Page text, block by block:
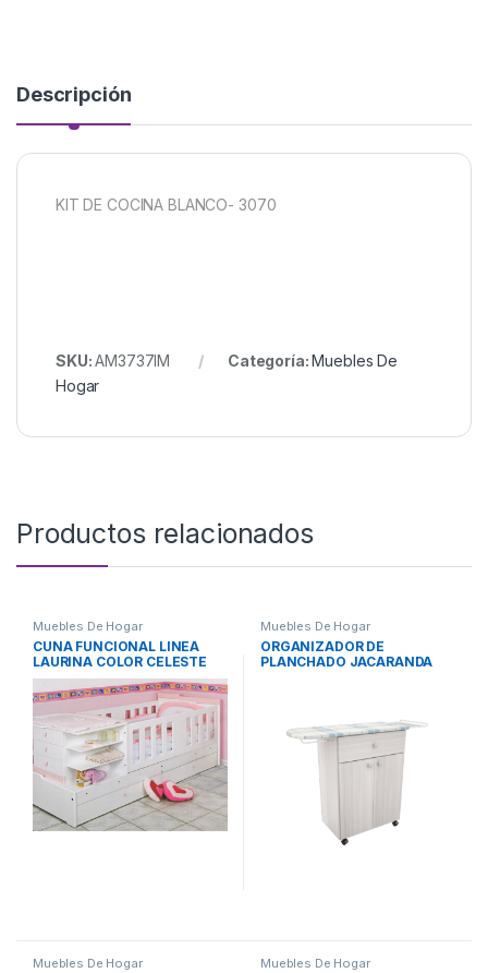
Descripción
KIT DE COCINA BLANCO- 3070
SKU:AM3737IM Categoría:Muebles De
Hogar
Productos relacionados
Muebles De Hogar
CUNA FUNCIONAL LINEA
LAURINA COLOR CELESTE
Muebles De Hogar
ORGANIZADOR DE
PLANCHADO JACARANDA
Muebles De Hogar Muebles De Hogar